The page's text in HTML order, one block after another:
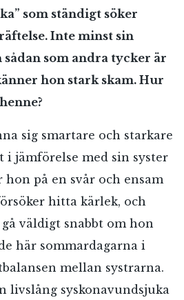
som ständigt söker
Inte minst sin
sådan som andra tycker är
hon stark skam. Hur
sig smartare och starkare
i jämförelse med sin syster
på en svår och ensam
hitta kärlek, och
väldigt snabbt om hon
här sommardagarna i
mellan systrarna.
livslång syskonavundsjuka